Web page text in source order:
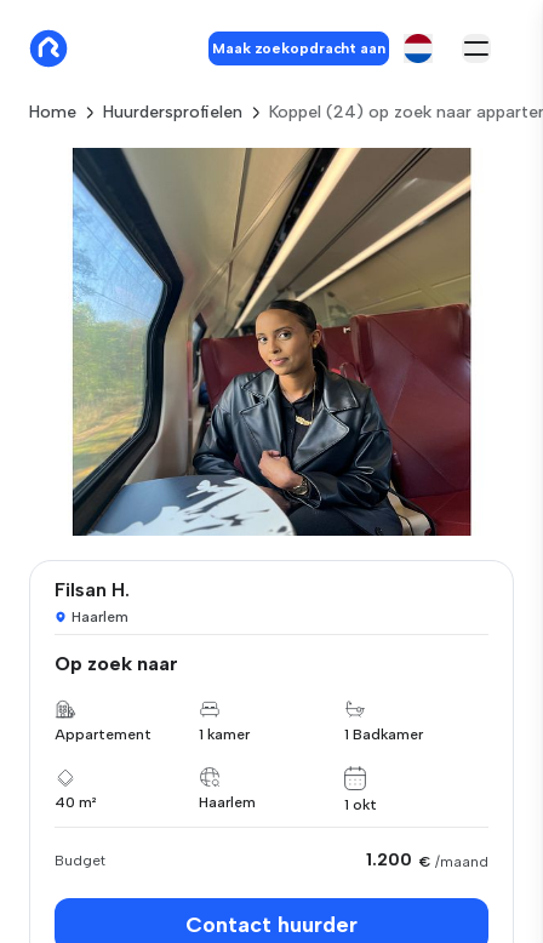
Maak zoekopdracht aan
Home Huurdersprofielen Koppel (24) op zoek naar
Filsan H.
Haarlem
Op zoek naar
Appartement 1 kamer 1 Badkamer
40 m² Haarlem 1 okt
Budget 1.200 € /maand
Contact huurder